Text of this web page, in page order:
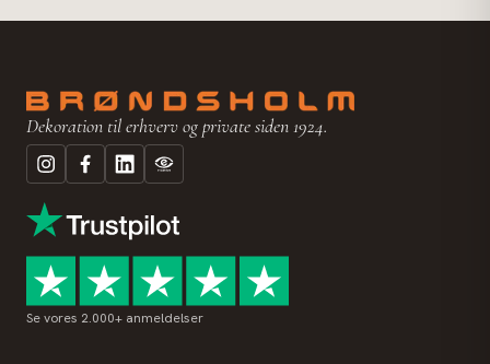
Dekoration til erhverv og private siden 1924.
Se vores 2.000+ anmeldelser